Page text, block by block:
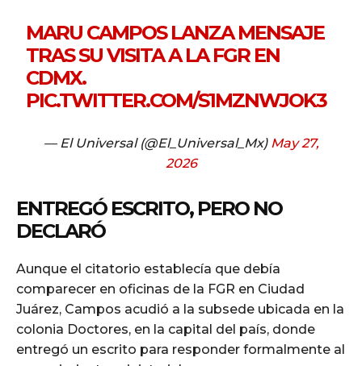
MARU CAMPOS LANZA MENSAJE
TRAS SU VISITA A LA FGR EN
CDMX.
PIC.TWITTER.COM/S1MZNWJOK3
— El Universal (@El_Universal_Mx) May 27,
2026
ENTREGÓ ESCRITO, PERO NO
DECLARÓ
Aunque el citatorio establecía que debía
comparecer en oficinas de la FGR en Ciudad
Juárez, Campos acudió a la subsede ubicada en la
colonia Doctores, en la capital del país, donde
entregó un escrito para responder formalmente al